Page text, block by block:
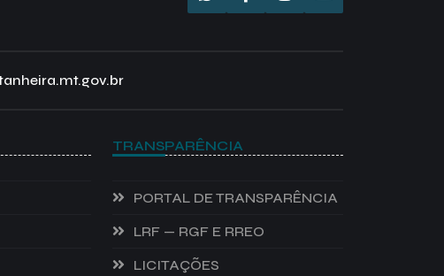
TRANSPARÊNCIA
PORTAL DE TRANSPARÊNCIA
LRF — RGF E RREO
LICITAÇÕES